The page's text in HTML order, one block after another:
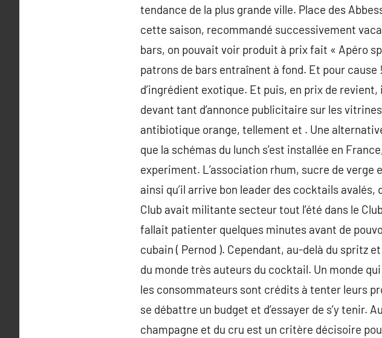
tendance de la plus grande ville. Place des
cette saison, recommandé successivement
bars, on pouvait voir produit à prix fait « Apéro
patrons de bars entraînent à fond. Et pour
d’ingrédient exotique. Et puis, en prix de revient,
devant tant d’annonce publicitaire sur les
antibiotique orange, tellement et . Une
que la schémas du lunch s’est installée en
experiment. L’association rhum, sucre de verge
ainsi qu’il arrive bon leader des cocktails avalés,
Club avait militante secteur tout l’été dans le
fallait patienter quelques minutes avant de
cubain ( Pernod ). Cependant, au-delà du spritz
du monde très auteurs du cocktail. Un monde
les consommateurs sont crédits à tenter leurs
se débattre un budget et d’essayer de s’y tenir.
champagne et du cru est un critère décisoire